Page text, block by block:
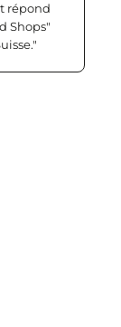
répond
Shops"